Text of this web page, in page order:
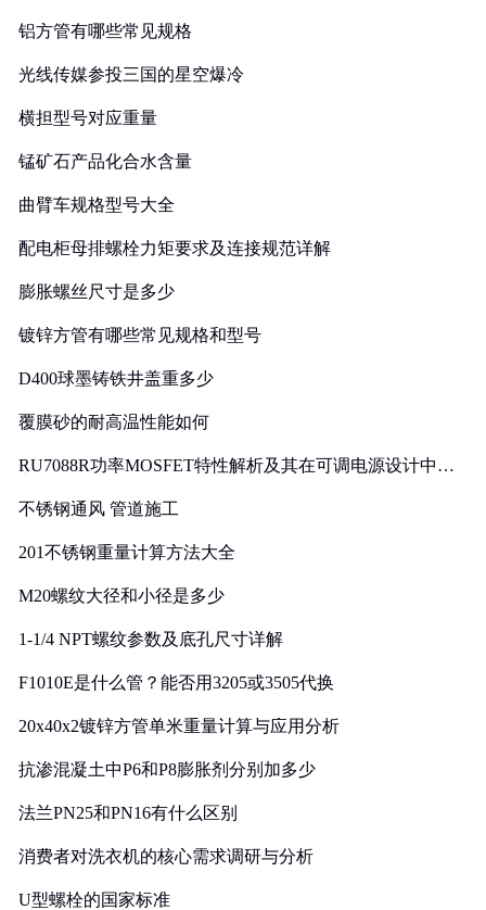
铝方管有哪些常见规格
光线传媒参投三国的星空爆冷
横担型号对应重量
锰矿石产品化合水含量
曲臂车规格型号大全
配电柜母排螺栓力矩要求及连接规范详解
膨胀螺丝尺寸是多少
镀锌方管有哪些常见规格和型号
D400球墨铸铁井盖重多少
覆膜砂的耐高温性能如何
RU7088R功率MOSFET特性解析及其在可调电源设计中的
不锈钢通风 管道施工
201不锈钢重量计算方法大全
M20螺纹大径和小径是多少
1-1/4 NPT螺纹参数及底孔尺寸详解
F1010E是什么管？能否用3205或3505代换
20x40x2镀锌方管单米重量计算与应用分析
抗渗混凝土中P6和P8膨胀剂分别加多少
法兰PN25和PN16有什么区别
消费者对洗衣机的核心需求调研与分析
U型螺栓的国家标准